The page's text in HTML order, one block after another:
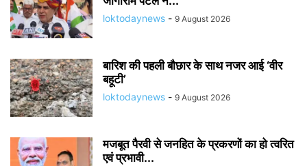
loktodaynews - 9 August 2026
बारिश की पहली बौछार के साथ नजर आई ‘वीर
बहूटी’
loktodaynews - 9 August 2026
मजबूत पैरवी से जनहित के प्रकरणों का हो त्वरित
एवं प्रभावी...